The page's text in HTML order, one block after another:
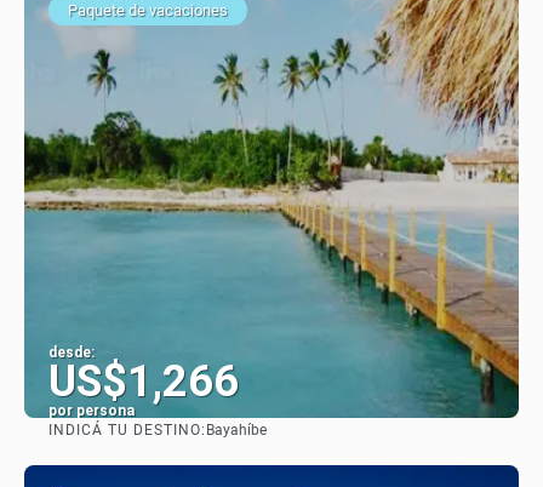
Paquete de vacaciones
desde:
US$1,266
por persona
INDICÁ TU DESTINO: Bayahíbe